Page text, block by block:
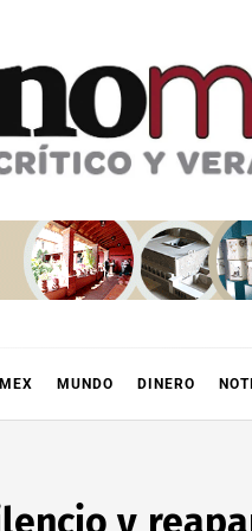
MUNDO DINERO
y